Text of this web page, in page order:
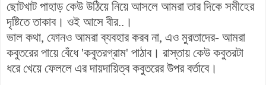
ছোটখাট পাহাড় কেউ উঠিয়ে নিয়ে আসলে আমরা তার দিকে সমীহের
দৃষ্টিতে তাকাব। ওই আসে বীর..।
ভাল কথা, ফোনও আমরা ব্যবহার করব না, এও মুরতাদের- আমরা
কবুতরের পায়ে বেঁধে 'কবুতরগ্রাম' পাঠাব। রাস্তায় কেউ কবুতরটা
ধরে খেয়ে ফেললে এর দায়দায়িত্ব কবুতরের উপর বর্তাবে।